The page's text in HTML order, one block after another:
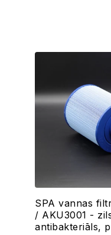
SPA vannas
/ AKU3001 -
antibakteriāls,